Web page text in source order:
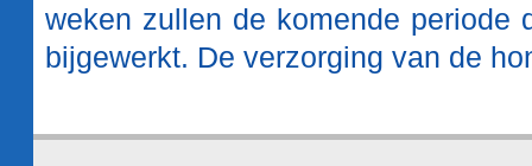
weken zullen de komende periode
bijgewerkt. De verzorging van de